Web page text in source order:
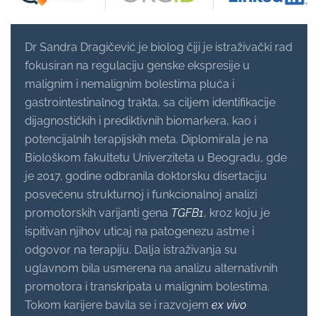
Dr Sandra Dragičević je biolog čiji je istraživački rad
fokusiran na regulaciju genske ekspresije u
malignim i nemalignim bolestima pluća i
gastrointestinalnog trakta, sa ciljem identifikacije
dijagnostičkih i prediktivnih biomarkera, kao i
potencijalnih terapijskih meta. Diplomirala je na
Biološkom fakultetu Univerziteta u Beogradu, gde
je 2017. godine odbranila doktorsku disertaciju
posvećenu strukturnoj i funkcionalnoj analizi
promotorskih varijanti gena TGFB1, kroz koju je
ispitivan njihov uticaj na patogenezu astme i
odgovor na terapiju. Dalja istraživanja su
uglavnom bila usmerena na analizu alternativnih
promotora i transkripata u malignim bolestima.
Tokom karijere bavila se i razvojem ex vivo